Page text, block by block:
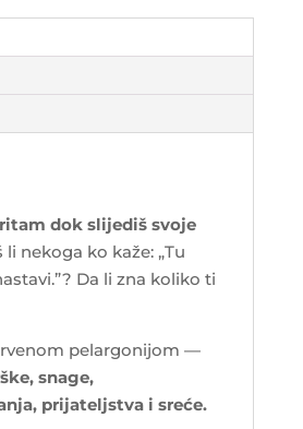
dok slijediš svoje
li nekoga ko kaže: „Tu
Da li zna koliko ti
pelargonijom —
snage,
prijateljstva i sreće.